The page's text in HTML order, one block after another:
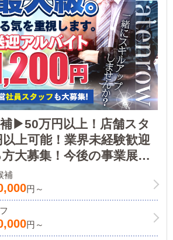
▶50万円以上！店舗スタ
上可能！業界未経験歓迎
大募集！今後の事業展開
に！
補
円～
円～